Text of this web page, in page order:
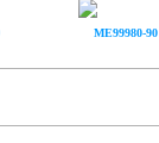
ME99980-90